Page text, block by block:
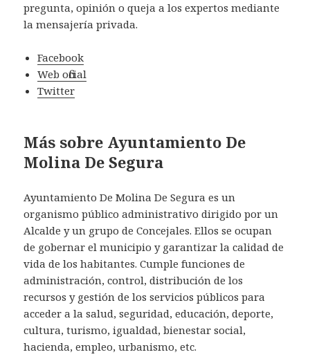
pregunta, opinión o queja a los expertos mediante
la mensajería privada.
Facebook
Web oficial
Twitter
Más sobre Ayuntamiento De
Molina De Segura
Ayuntamiento De Molina De Segura es un
organismo público administrativo dirigido por un
Alcalde y un grupo de Concejales. Ellos se ocupan
de gobernar el municipio y garantizar la calidad de
vida de los habitantes. Cumple funciones de
administración, control, distribución de los
recursos y gestión de los servicios públicos para
acceder a la salud, seguridad, educación, deporte,
cultura, turismo, igualdad, bienestar social,
hacienda, empleo, urbanismo, etc.